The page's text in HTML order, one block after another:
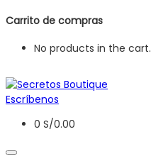
Carrito de compras
No products in the cart.
Escríbenos
0 S/0.00